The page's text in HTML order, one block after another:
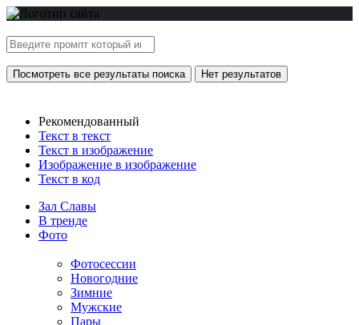
Посмотреть все результаты поиска Нет результатов
Рекомендованный
Текст в текст
Текст в изображение
Изображение в изображение
Текст в код
Зал Славы
В тренде
Фото
Фотосессии
Новогодние
Зимние
Мужские
Пары